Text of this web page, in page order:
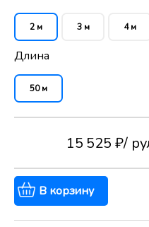
2 м 3 м 4 м
Длина
50 м
15 525 ₽/
В корзину